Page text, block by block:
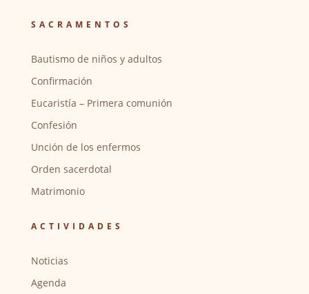
SACRAMENTOS
Bautismo de niños y adultos
Confirmación
Eucaristía – Primera comunión
Confesión
Unción de los enfermos
Orden sacerdotal
Matrimonio
ACTIVIDADES
Noticias
Agenda